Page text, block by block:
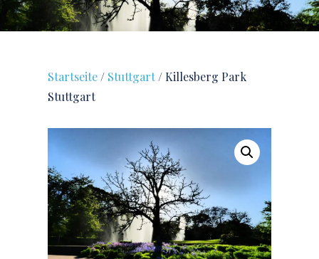
Startseite / Stuttgart / Killesberg Park
Stuttgart